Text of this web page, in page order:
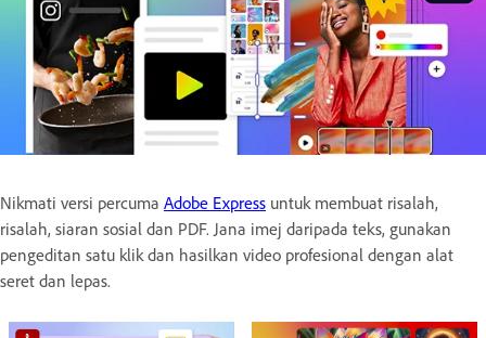
Nikmati versi percuma Adobe Express untuk membuat risalah,
risalah, siaran sosial dan PDF. Jana imej daripada teks, gunakan
pengeditan satu klik dan hasilkan video profesional dengan alat
seret dan lepas.